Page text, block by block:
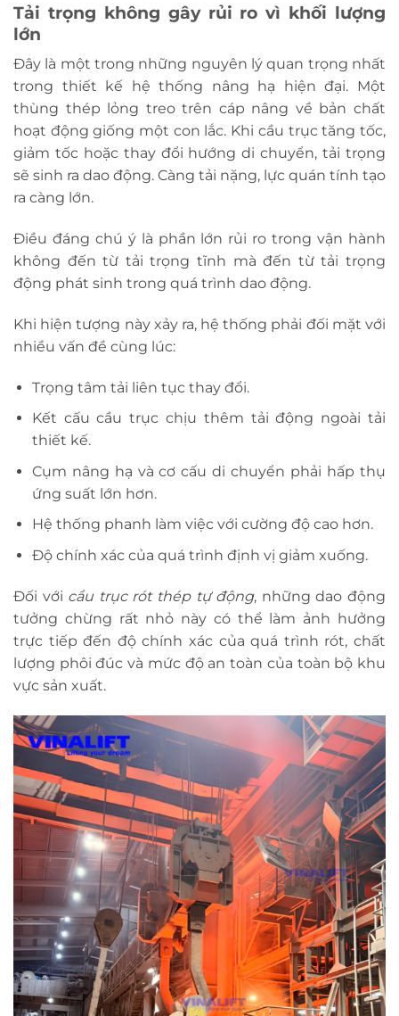
Tải trọng không gây rủi ro vì khối lượng
lớn
Đây là một trong những nguyên lý quan trọng nhất
trong thiết kế hệ thống nâng hạ hiện đại. Một
thùng thép lỏng treo trên cáp nâng về bản chất
hoạt động giống một con lắc. Khi cầu trục tăng tốc,
giảm tốc hoặc thay đổi hướng di chuyển, tải trọng
sẽ sinh ra dao động. Càng tải nặng, lực quán tính tạo
ra càng lớn.
Điều đáng chú ý là phần lớn rủi ro trong vận hành
không đến từ tải trọng tĩnh mà đến từ tải trọng
động phát sinh trong quá trình dao động.
Khi hiện tượng này xảy ra, hệ thống phải đối mặt với
nhiều vấn đề cùng lúc:
Trọng tâm tải liên tục thay đổi.
Kết cấu cầu trục chịu thêm tải động ngoài tải
thiết kế.
Cụm nâng hạ và cơ cấu di chuyển phải hấp thụ
ứng suất lớn hơn.
Hệ thống phanh làm việc với cường độ cao hơn.
Độ chính xác của quá trình định vị giảm xuống.
Đối với cầu trục rót thép tự động, những dao động
tưởng chừng rất nhỏ này có thể làm ảnh hưởng
trực tiếp đến độ chính xác của quá trình rót, chất
lượng phôi đúc và mức độ an toàn của toàn bộ khu
vực sản xuất.